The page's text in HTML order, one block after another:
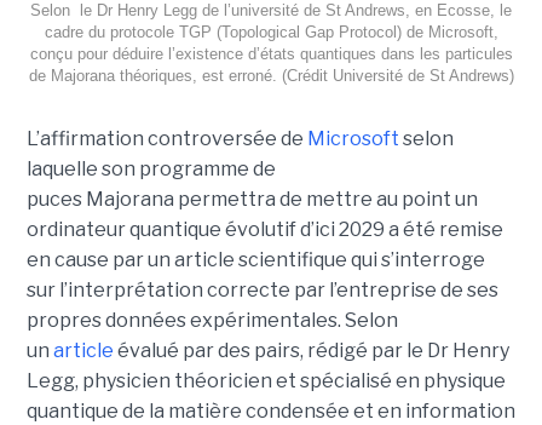
Selon le Dr Henry Legg de l’université de St Andrews, en Ecosse, le
cadre du protocole TGP (Topological Gap Protocol) de Microsoft,
conçu pour déduire l’existence d’états quantiques dans les particules
de Majorana théoriques, est erroné. (Crédit Université de St Andrews)
L’affirmation controversée de Microsoft selon
laquelle son programme de
puces Majorana permettra de mettre au point un
ordinateur quantique évolutif d’ici 2029 a été remise
en cause par un article scientifique qui s’interroge
sur l’interprétation correcte par l’entreprise de ses
propres données expérimentales. Selon
un article évalué par des pairs, rédigé par le Dr Henry
Legg, physicien théoricien et spécialisé en physique
quantique de la matière condensée et en information